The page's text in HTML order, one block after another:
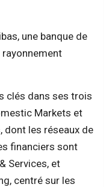
une banque de
rayonnement
clés dans ses trois
Markets et
dont les réseaux de
financiers sont
Services, et
centré sur les